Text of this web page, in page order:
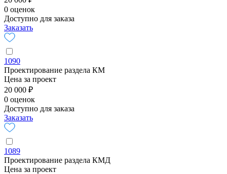
0 оценок
Доступно для заказа
Заказать
1090
Проектирование раздела КМ
Цена за проект
20 000 ₽
0 оценок
Доступно для заказа
Заказать
1089
Проектирование раздела КМД
Цена за проект